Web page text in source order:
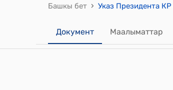
Башкы бет ›
Документ Маалыматтар